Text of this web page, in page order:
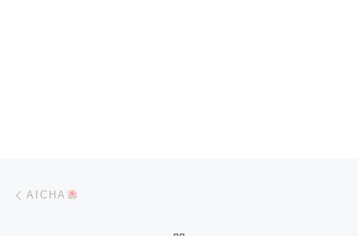
Navigazione articoli
AICHA